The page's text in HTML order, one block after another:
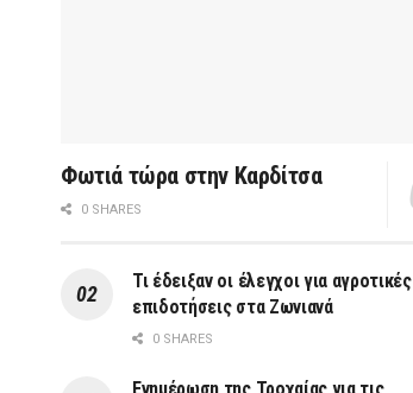
Φωτιά τώρα στην Καρδίτσα
0 SHARES
Τι έδειξαν οι έλεγχοι για αγροτικές
επιδοτήσεις στα Ζωνιανά
0 SHARES